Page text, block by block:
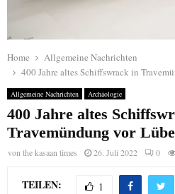
Home
Allgemeine Nachrichten
400 Jahre altes Schiffswrack in
Allgemeine Nachrichten Archäologie
400 Jahre altes
Travemündung vor
von the kasaan times 26. Juli 2022 0
TEILEN: 1